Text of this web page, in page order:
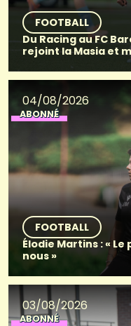
FOOTBALL
Du Racing au FC
rejoint la Masia et
04/08/2026
ABONNÉ
FOOTBALL
Élodie Martins : «
nous »
03/08/2026
ABONNÉ